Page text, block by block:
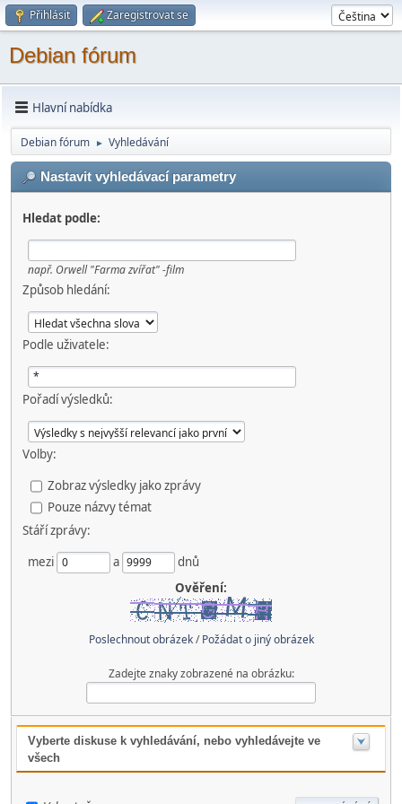
Přihlásit Zaregistrovat se
Debian fórum
Hlavní nabídka
Debian fórum ► Vyhledávání
Nastavit vyhledávací parametry
Hledat podle:
např. Orwell "Farma zvířat" -film
Způsob hledání:
Podle uživatele:
Pořadí výsledků:
Volby:
Zobraz výsledky jako zprávy
Pouze názvy témat
Stáří zprávy:
mezi
a
dnů
Ověření:
Poslechnout obrázek/Požádat o jiný obrázek
Zadejte znaky zobrazené na obrázku:
Vyberte diskuse k vyhledávání, nebo vyhledávejte ve
všech